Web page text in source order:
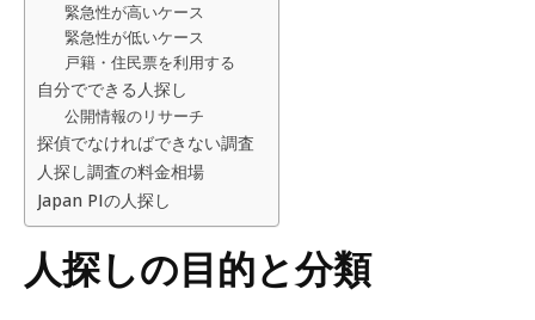
緊急性が高いケース
緊急性が低いケース
戸籍・住民票を利用する
自分でできる人探し
公開情報のリサーチ
探偵でなければできない調査
人探し調査の料金相場
Japan PIの人探し
人探しの目的と分類